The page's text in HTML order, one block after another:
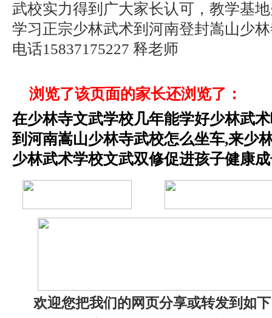
武校实力得到广大家长认可，教学基
学习正宗少林武术到河南登封嵩山少
电话15837175227 释老师
浏览了该页面的家长还浏览了：
在少林寺文武学校几年能学好少林武
到河南嵩山少林寺武校怎么坐车,来少
少林武术学校文武双修促进孩子健康
欢迎您把我们的网页分享或转发到如